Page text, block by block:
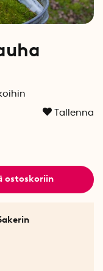
Tallenna
ostoskoriin